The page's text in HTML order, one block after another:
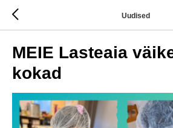
Uudised
MEIE Lasteaia
kokad